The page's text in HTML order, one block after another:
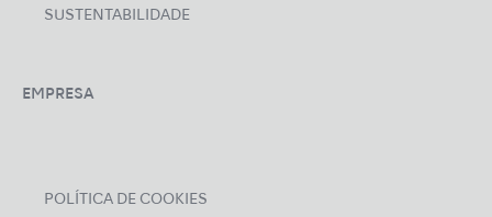
SUSTENTABILIDADE
EMPRESA
POLÍTICA DE COOKIES